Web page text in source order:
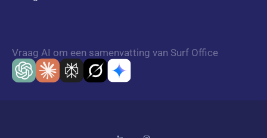
Vraag AI om een samenvatting van Surf Office